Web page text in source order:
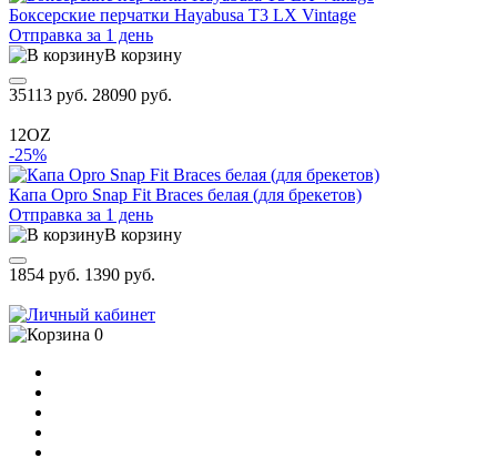
Боксерские перчатки Hayabusa T3 LX Vintage
Отправка за 1 день
В корзину
35113 руб. 28090 руб.
12OZ
-25%
Капа Opro Snap Fit Braces белая (для брекетов)
Отправка за 1 день
В корзину
1854 руб. 1390 руб.
0